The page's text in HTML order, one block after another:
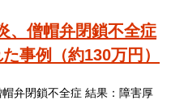
、僧帽弁閉鎖不全症
事例（約130万円）
弁閉鎖不全症 結果：障害厚